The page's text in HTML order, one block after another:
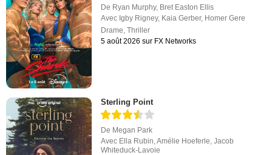
De Ryan Murphy, Bret Easton Ellis
Avec Igby Rigney, Kaia Gerber, Homer Gere
Drame ,Thriller
5 août 2026 sur FX Networks
Sterling Point
De Megan Park
Avec Ella Rubin,Amélie Hoeferle,Jacob
Whiteduck-Lavoie